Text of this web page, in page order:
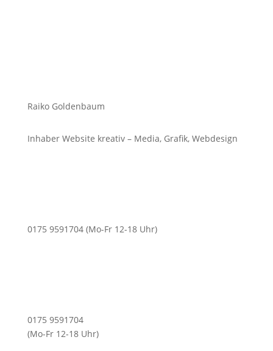
Raiko Goldenbaum
Inhaber Website kreativ – Media, Grafik, Webdesign
0175 9591704 (Mo-Fr 12-18 Uhr)
0175 9591704
(Mo-Fr 12-18 Uhr)